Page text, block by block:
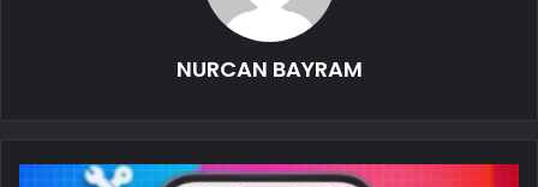
NURCAN BAYRAM